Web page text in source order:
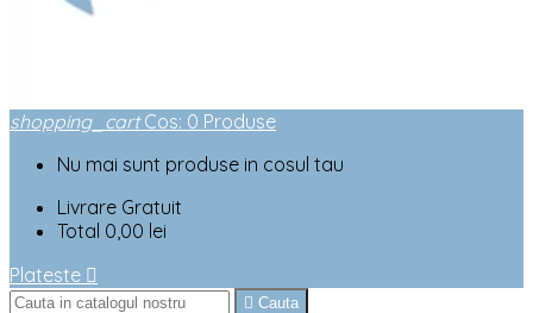
shopping_cart Cos: 0 Produse
Nu mai sunt produse in cosul tau
Livrare Gratuit
Total 0,00 lei
Plateste 
 Cauta